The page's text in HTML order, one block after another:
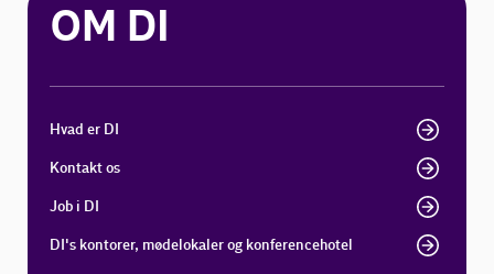
OM DI
Hvad er DI
Kontakt os
Job i DI
DI's kontorer, mødelokaler og konferencehotel